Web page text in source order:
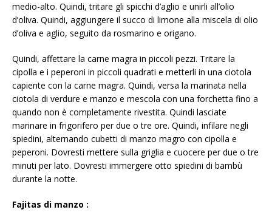
medio-alto. Quindi, tritare gli spicchi d’aglio e unirli all’olio
d’oliva. Quindi, aggiungere il succo di limone alla miscela di olio
d’oliva e aglio, seguito da rosmarino e origano.
Quindi, affettare la carne magra in piccoli pezzi. Tritare la
cipolla e i peperoni in piccoli quadrati e metterli in una ciotola
capiente con la carne magra. Quindi, versa la marinata nella
ciotola di verdure e manzo e mescola con una forchetta fino a
quando non è completamente rivestita. Quindi lasciate
marinare in frigorifero per due o tre ore. Quindi, infilare negli
spiedini, alternando cubetti di manzo magro con cipolla e
peperoni. Dovresti mettere sulla griglia e cuocere per due o tre
minuti per lato. Dovresti immergere otto spiedini di bambù
durante la notte.
Fajitas di manzo :